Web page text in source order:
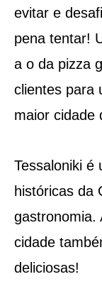
evitar e
pena tentar!
a o da pizza
clientes para
maior cidade
Tessaloniki é
históricas da
gastronomia.
cidade
deliciosas!